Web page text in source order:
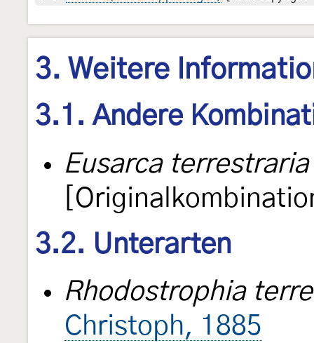
3. Weitere
3.1. Andere
Eusarca terrestraria
3.2. Unterarten
Rhodostrophia
Christoph, 1885